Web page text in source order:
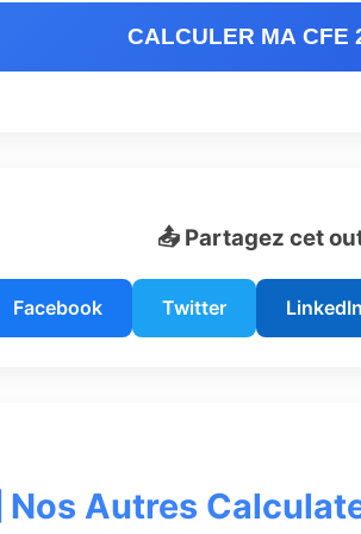
CALCULER MA CFE
📤 Partagez cet
Facebook Twitter LinkedIn
Nos Autres